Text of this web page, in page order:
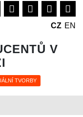
CZ EN
V
TVORBY